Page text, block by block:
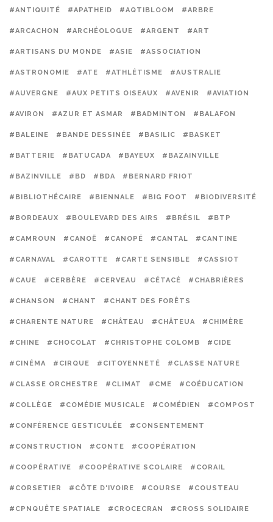
#ANTIQUITÉ #APATHEID #AQTIBLOOM #ARBRE
#ARCACHON #ARCHÉOLOGUE #ARGENT #ART
#ARTISANS DU MONDE #ASIE #ASSOCIATION
#ASTRONOMIE #ATE #ATHLÉTISME #AUSTRALIE
#AUVERGNE #AUX PETITS OISEAUX #AVENIR #AVIATION
#AVIRON #AZUR ET ASMAR #BADMINTON #BALAFON
#BALEINE #BANDE DESSINÉE #BASILIC #BASKET
#BATTERIE #BATUCADA #BAYEUX #BAZAINVILLE
#BAZINVILLE #BD #BDA #BERNARD FRIOT
#BIBLIOTHÉCAIRE #BIENNALE #BIG FOOT #BIODIVERSITÉ
#BORDEAUX #BOULEVARD DES AIRS #BRÉSIL #BTP
#CAMROUN #CANOË #CANOPÉ #CANTAL #CANTINE
#CARNAVAL #CAROTTE #CARTE SENSIBLE #CASSIOT
#CAUE #CERBÈRE #CERVEAU #CÉTACÉ #CHABRIÈRES
#CHANSON #CHANT #CHANT DES FORÊTS
#CHARENTE NATURE #CHÂTEAU #CHÂTEUA #CHIMÈRE
#CHINE #CHOCOLAT #CHRISTOPHE COLOMB #CIDE
#CINÉMA #CIRQUE #CITOYENNETÉ #CLASSE NATURE
#CLASSE ORCHESTRE #CLIMAT #CME #COÉDUCATION
#COLLÈGE #COMÉDIE MUSICALE #COMÉDIEN #COMPOST
#CONFÉRENCE GESTICULÉE #CONSENTEMENT
#CONSTRUCTION #CONTE #COOPÉRATION
#COOPÉRATIVE #COOPÉRATIVE SCOLAIRE #CORAIL
#CORSETIER #CÔTE D'IVOIRE #COURSE #COUSTEAU
#CPNQUÊTE SPATIALE #CROCECRAN #CROSS SOLIDAIRE